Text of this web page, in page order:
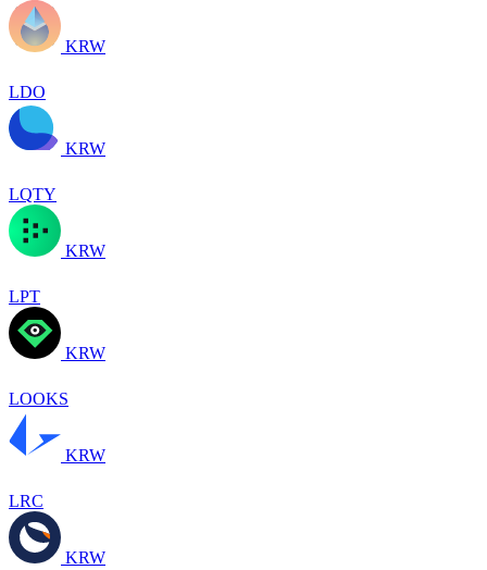
KRW
LDO
KRW
LQTY
KRW
LPT
KRW
LOOKS
KRW
LRC
KRW